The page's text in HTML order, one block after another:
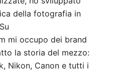
della fotografia in
mi occupo dei brand
la storia del mezzo:
Nikon, Canon e tutti i